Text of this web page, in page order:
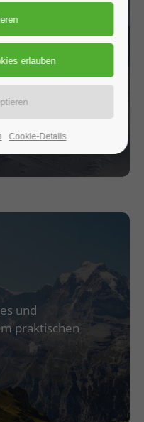
um
und
praktischen
Cookie-Details